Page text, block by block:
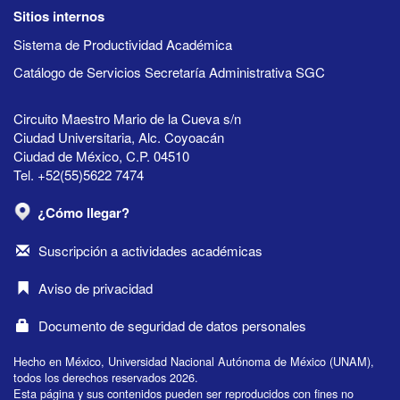
Sitios internos
Sistema de Productividad Académica
Catálogo de Servicios Secretaría Administrativa SGC
Circuito Maestro Mario de la Cueva s/n
Ciudad Universitaria, Alc. Coyoacán
Ciudad de México, C.P. 04510
Tel. +52(55)5622 7474
¿Cómo llegar?
Suscripción a actividades académicas
Aviso de privacidad
Documento de seguridad de datos personales
Hecho en México, Universidad Nacional Autónoma de México (UNAM),
todos los derechos reservados 2026.
Esta página y sus contenidos pueden ser reproducidos con fines no